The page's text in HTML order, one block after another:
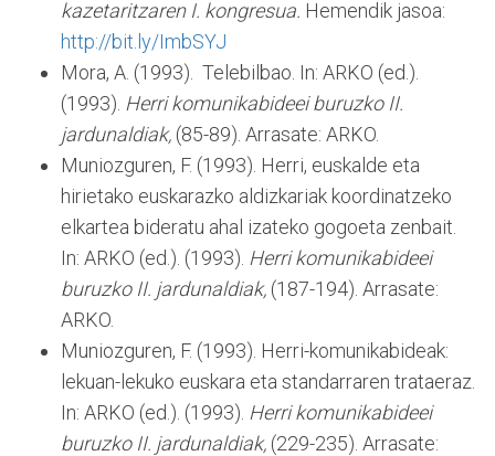
kazetaritzaren I. kongresua. Hemendik jasoa:
http://bit.ly/ImbSYJ
Mora, A. (1993). Telebilbao. In: ARKO (ed.).
(1993). Herri komunikabideei buruzko II.
jardunaldiak, (85-89). Arrasate: ARKO.
Muniozguren, F. (1993). Herri, euskalde eta
hirietako euskarazko aldizkariak koordinatzeko
elkartea bideratu ahal izateko gogoeta zenbait.
In: ARKO (ed.). (1993). Herri komunikabideei
buruzko II. jardunaldiak, (187-194). Arrasate:
ARKO.
Muniozguren, F. (1993). Herri-komunikabideak:
lekuan-lekuko euskara eta standarraren trataeraz.
In: ARKO (ed.). (1993). Herri komunikabideei
buruzko II. jardunaldiak, (229-235). Arrasate: